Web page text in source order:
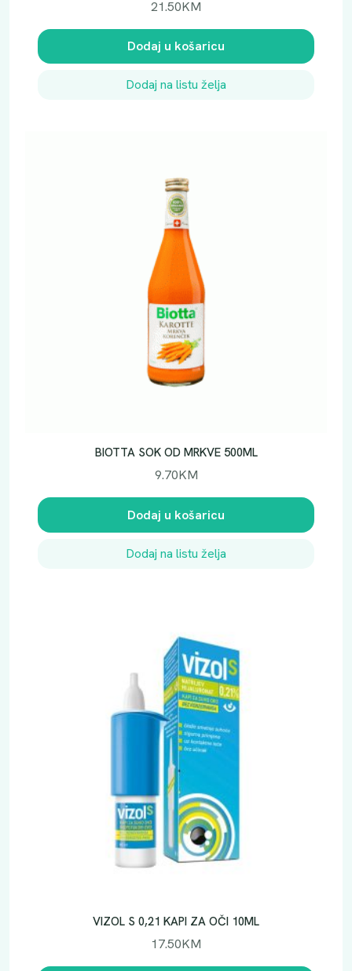
21.50KM
Dodaj u košaricu
Dodaj na listu želja
BIOTTA SOK OD MRKVE 500ML
9.70KM
Dodaj u košaricu
Dodaj na listu želja
VIZOL S 0,21 KAPI ZA OČI 10ML
17.50KM